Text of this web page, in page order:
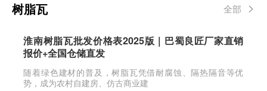
树脂瓦 全部
淮南树脂瓦批发价格表2025版｜巴蜀良匠厂家直销
报价+全国仓储直发
随着绿色建材的普及，树脂瓦凭借耐腐蚀、隔热隔音等优
势，成为农村自建房、仿古商业建